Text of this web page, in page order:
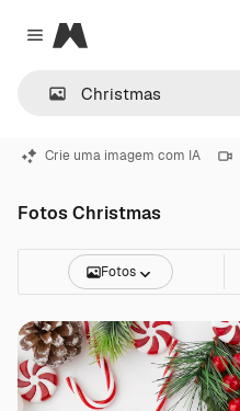
Close menu
Magnific
Crie uma imagem com IA
Fotos Christmas
Fotos